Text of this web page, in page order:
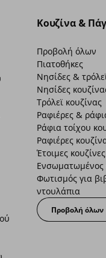
Κουζίνα &
Προβολή όλων
Πιατοθήκες
Νησίδες &
Νησίδες
Τρόλεϊ κουζίνας
Ραφιέρες &
Ράφια τοίχου
Ραφιέρες
Έτοιμες κουζίνες
Ενσωματωμένος
Φωτισμός για
ντουλάπια
Προβολή όλων